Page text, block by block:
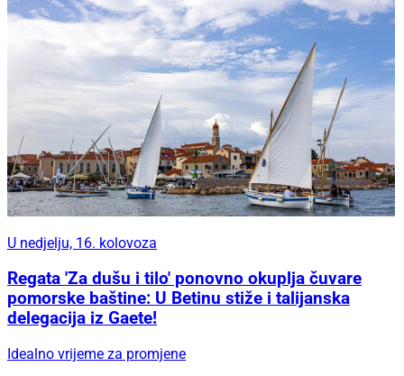
U nedjelju, 16. kolovoza
Regata 'Za dušu i tilo' ponovno okuplja čuvare
pomorske baštine: U Betinu stiže i talijanska
delegacija iz Gaete!
Idealno vrijeme za promjene